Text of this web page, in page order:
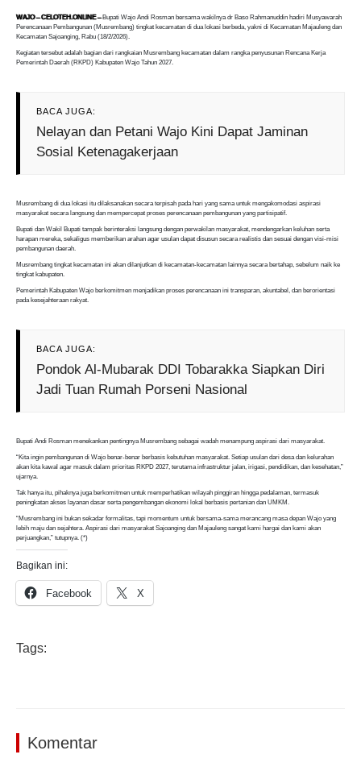
WAJO – CELOTEH.ONLINE –Bupati Wajo Andi Rosman bersama wakilnya dr Baso Rahmanuddin hadiri Musyawarah
Perencanaan Pembangunan (Musrembang) tingkat kecamatan di dua lokasi berbeda, yakni di Kecamatan Majauleng dan
Kecamatan Sajoanging, Rabu (18/2/2026).
Kegiatan tersebut adalah bagian dari rangkaian Musrembang kecamatan dalam rangka penyusunan Rencana Kerja
Pemerintah Daerah (RKPD) Kabupaten Wajo Tahun 2027.
BACA JUGA:
Nelayan dan Petani Wajo Kini Dapat Jaminan
Sosial Ketenagakerjaan
Musrembang di dua lokasi itu dilaksanakan secara terpisah pada hari yang sama untuk mengakomodasi aspirasi
masyarakat secara langsung dan mempercepat proses perencanaan pembangunan yang partisipatif.
Bupati dan Wakil Bupati tampak berinteraksi langsung dengan perwakilan masyarakat, mendengarkan keluhan serta
harapan mereka, sekaligus memberikan arahan agar usulan dapat disusun secara realistis dan sesuai dengan visi-misi
pembangunan daerah.
Musrembang tingkat kecamatan ini akan dilanjutkan di kecamatan-kecamatan lainnya secara bertahap, sebelum naik ke
tingkat kabupaten.
Pemerintah Kabupaten Wajo berkomitmen menjadikan proses perencanaan ini transparan, akuntabel, dan berorientasi
pada kesejahteraan rakyat.
BACA JUGA:
Pondok Al-Mubarak DDI Tobarakka Siapkan Diri
Jadi Tuan Rumah Porseni Nasional
Bupati Andi Rosman menekankan pentingnya Musrembang sebagai wadah menampung aspirasi dari masyarakat.
“Kita ingin pembangunan di Wajo benar-benar berbasis kebutuhan masyarakat. Setiap usulan dari desa dan kelurahan
akan kita kawal agar masuk dalam prioritas RKPD 2027, terutama infrastruktur jalan, irigasi, pendidikan, dan kesehatan,”
ujarnya.
Tak hanya itu, pihaknya juga berkomitmen untuk memperhatikan wilayah pinggiran hingga pedalaman, termasuk
peningkatan akses layanan dasar serta pengembangan ekonomi lokal berbasis pertanian dan UMKM.
“Musrembang ini bukan sekadar formalitas, tapi momentum untuk bersama-sama merancang masa depan Wajo yang
lebih maju dan sejahtera. Aspirasi dari masyarakat Sajoanging dan Majauleng sangat kami hargai dan kami akan
perjuangkan,” tutupnya. (*)
Bagikan ini:
Facebook X
Tags:
Komentar